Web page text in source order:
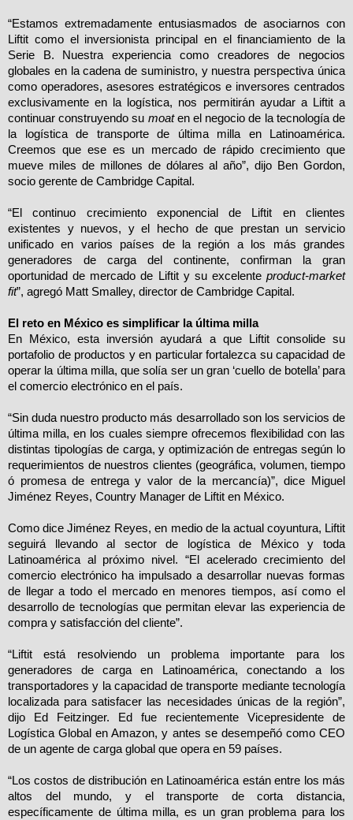
“Estamos extremadamente entusiasmados de asociarnos con
Liftit como el inversionista principal en el financiamiento de la
Serie B. Nuestra experiencia como creadores de negocios
globales en la cadena de suministro, y nuestra perspectiva única
como operadores, asesores estratégicos e inversores centrados
exclusivamente en la logística, nos permitirán ayudar a Liftit a
continuar construyendo su moaten el negocio de la tecnología de
la logística de transporte de última milla en Latinoamérica.
Creemos que ese es un mercado de rápido crecimiento que
mueve miles de millones de dólares al año”, dijo Ben Gordon,
socio gerente de Cambridge Capital.
“El continuo crecimiento exponencial de Liftit en clientes
existentes y nuevos, y el hecho de que prestan un servicio
unificado en varios países de la región a los más grandes
generadores de carga del continente, confirman la gran
oportunidad de mercado de Liftit y su excelente product-market
fit”, agregó Matt Smalley, director de Cambridge Capital.
El reto en México es simplificar la última milla
En México, esta inversión ayudará a que Liftit consolide su
portafolio de productos y en particular fortalezca su capacidad de
operar la última milla, que solía ser un gran ‘cuello de botella’ para
el comercio electrónico en el país.
“Sin duda nuestro producto más desarrollado son los servicios de
última milla, en los cuales siempre ofrecemos flexibilidad con las
distintas tipologías de carga, y optimización de entregas según lo
requerimientos de nuestros clientes (geográfica, volumen, tiempo
ó promesa de entrega y valor de la mercancía)”, dice
Miguel
Jiménez Reyes, Country Manager de Liftit en México.
Como diceJiménez Reyes, en medio de la actual coyuntura, Liftit
seguirá llevando al sector de logística de México y toda
Latinoamérica al próximo nivel. “El acelerado crecimiento del
comercio electrónico ha impulsado a desarrollar nuevas formas
de llegar a todo el mercado en menores tiempos, así como el
desarrollo de tecnologías que permitan elevar las experiencia de
compra y satisfacción del cliente”.
“Liftit está resolviendo un problema importante para los
generadores de carga en Latinoamérica, conectando a los
transportadores y la capacidad de transporte mediante tecnología
localizada para satisfacer las necesidades únicas de la región”,
dijo Ed Feitzinger. Ed fue recientemente Vicepresidente de
Logística Global en Amazon, y antes se desempeñó como CEO
de un agente de carga global que opera en 59 países.
“Los costos de distribución en Latinoamérica están entre los más
altos del mundo, y el transporte de corta distancia,
específicamente de última milla, es un gran problema para los